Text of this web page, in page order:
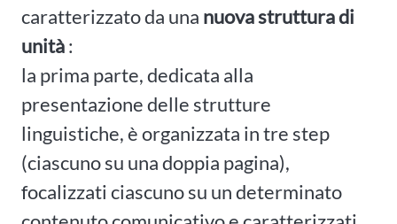
caratterizzato da una nuova struttura di
unità:
la prima parte, dedicata alla
presentazione delle strutture
linguistiche, è organizzata in tre step
(ciascuno su una doppia pagina),
focalizzati ciascuno su un determinato